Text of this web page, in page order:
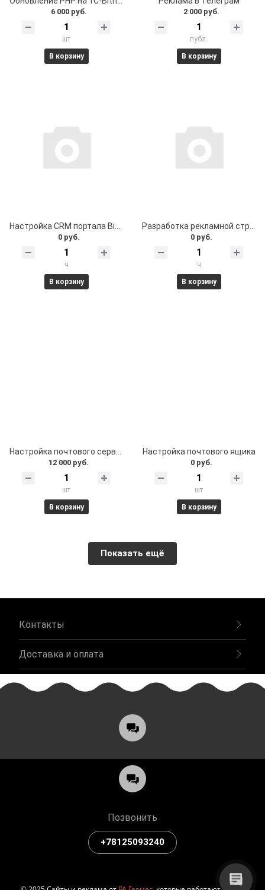
6 000 руб.
шт
В корзину
2 000 руб.
публ.
В корзину
0 руб.
ч
В корзину
0 руб.
ч
В корзину
12 000 руб.
шт
В корзину
Настройка почтового ящика
0 руб.
шт
В корзину
Показать ещё
Контакты
Доставка и оплата
Позвонить
+78125093240